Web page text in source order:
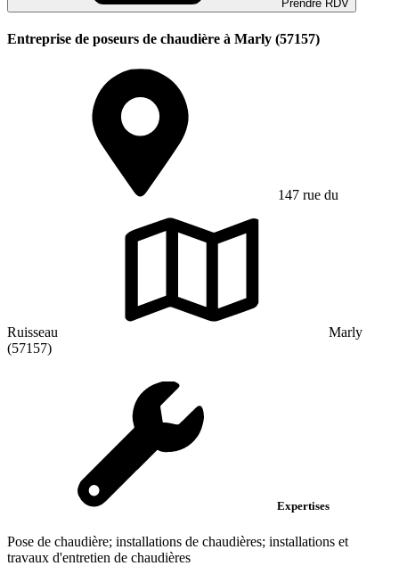
Prendre RDV
Entreprise de poseurs de chaudière à Marly (57157)
147 rue du
Ruisseau
Marly
(57157)
Expertises
Pose de chaudière; installations de chaudières; installations et
travaux d'entretien de chaudières